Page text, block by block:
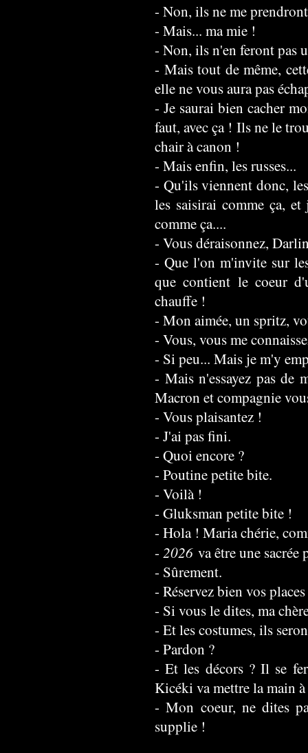
- Non, ils ne me
- Mais... ma mie !
- Non, ils n'en feront pas
- Mais tout de même,
elle ne vous aura pas
- Je saurai bien cacher
faut, avec ça ! Ils ne le
chair à canon !
- Mais enfin, les russes...
- Qu'ils viennent donc,
les saisirai comme ça,
comme ça....
- Vous déraisonnez,
- Que l'on m'invite sur
que contient le coeur
chauffe !
- Mon aimée, un spritz,
- Vous, vous me
- Si peu... Mais je m'y
- Mais n'essayez pas de
Macron et compagnie
- Vous plaisantez !
- J'ai pas fini.
- Quoi encore ?
- Poutine petite bite.
- Voilà !
- Gluksman petite bite !
- Hola ! Maria chérie,
- 2026 va être une
- Sûrement.
- Réservez bien vos
- Si vous le dites, ma
- Et les costumes, ils
- Pardon ?
- Et les décors ? Il se
Kicéki va mettre la main à
- Mon coeur, ne dites
supplie !